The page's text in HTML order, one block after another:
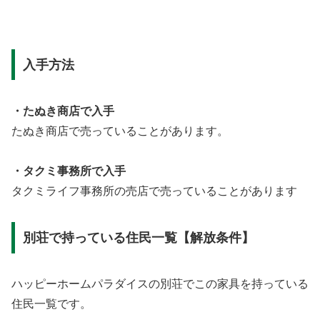
入手方法
・たぬき商店で入手
たぬき商店で売っていることがあります。
・タクミ事務所で入手
タクミライフ事務所の売店で売っていることがあります
別荘で持っている住民一覧【解放条件】
ハッピーホームパラダイスの別荘でこの家具を持っている
住民一覧です。